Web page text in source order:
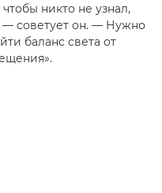
никто не узнал,
советует он. — Нужно
баланс света от